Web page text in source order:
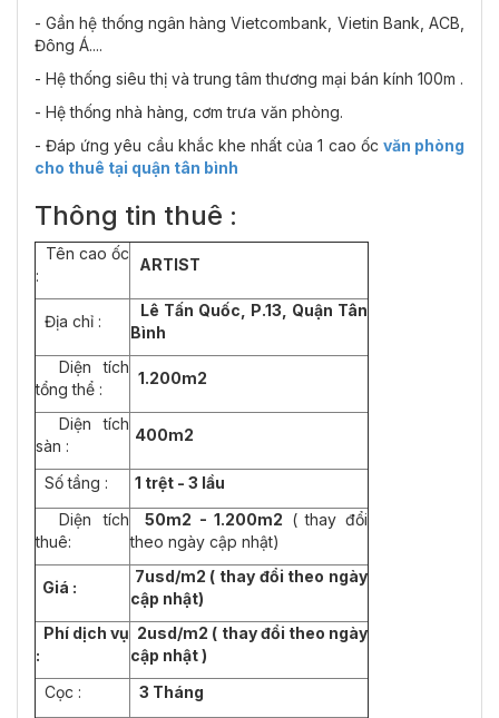
- Gần hệ thống ngân hàng Vietcombank, Vietin Bank, ACB,
Đông Á....
- Hệ thống siêu thị và trung tâm thương mại bán kính 100m .
- Hệ thống nhà hàng, cơm trưa văn phòng.
- Đáp ứng yêu cầu khắc khe nhất của 1 cao ốc văn phòng
cho thuê tại quận tân bình
Thông tin thuê :
Tên cao ốc
:
ARTIST
Địa chỉ :
Lê Tấn Quốc, P.13, Quận Tân
Bình
Diện tích
tổng thể :
1.200m2
Diện tích
sàn :
400m2
Số tầng :
1 trệt - 3 lầu
Diện tích
thuê:
50m2 - 1.200m2 ( thay đổi
theo ngày cập nhật)
Giá :
7usd/m2 ( thay đổi theo ngày
cập nhật)
Phí dịch vụ
:
2usd/m2 ( thay đổi theo ngày
cập nhật )
Cọc :
3 Tháng